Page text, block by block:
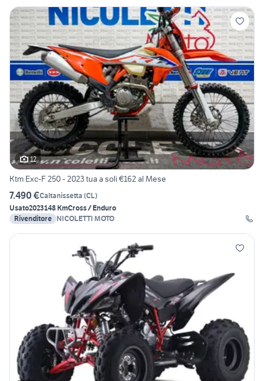
12
Ktm Exc-F 250 - 2023 tua a soli €162 al Mese
7.490 €Caltanissetta (CL)
Usato2023148 KmCross / Enduro
Rivenditore NICOLETTI MOTO